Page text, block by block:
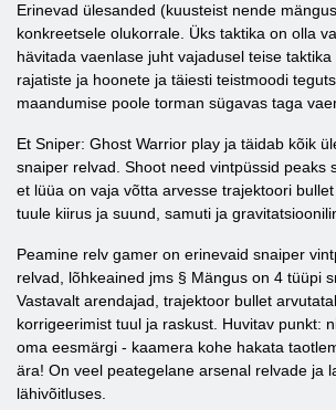
Erinevad ülesanded (kuusteist nende
konkreetsele olukorrale. Üks taktika on olla
hävitada vaenlase juht vajadusel teise
rajatiste ja hoonete ja täiesti teistmoodi
maandumise poole torman sügavas taga
Et Sniper: Ghost Warrior play ja täidab kõik
snaiper relvad. Shoot need vintpüssid peaks
et lüüa on vaja võtta arvesse trajektoori
tuule kiirus ja suund, samuti ja
Peamine relv gamer on erinevaid snaiper
relvad, lõhkeained jms § Mängus on 4 tüüpi
Vastavalt arendajad, trajektoor bullet
korrigeerimist tuul ja raskust. Huvitav punkt:
oma eesmärgi - kaamera kohe hakata
ära! On veel peategelane arsenal relvade ja
lähivõitluses.